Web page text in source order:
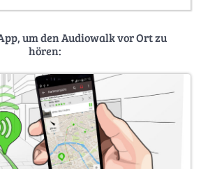
um den Audiowalk vor Ort zu
hören: